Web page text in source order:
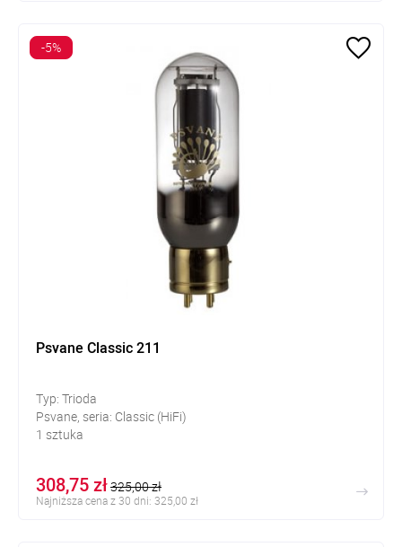
Psvane Classic 211
Typ: Trioda
Psvane, seria: Classic (HiFi)
1 sztuka
308,75 zł325,00 zł
Najniższa cena z 30 dni: 325,00 zł
-5%